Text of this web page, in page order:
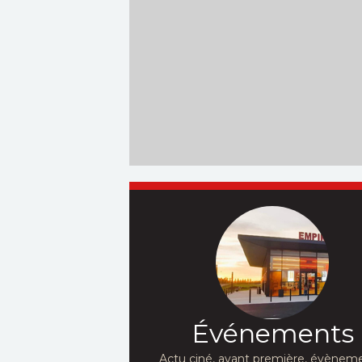
Événements
Actu ciné, avant première,